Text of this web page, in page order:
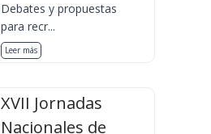
Debates y propuestas
para recr...
Leer más
XVII Jornadas
Nacionales de